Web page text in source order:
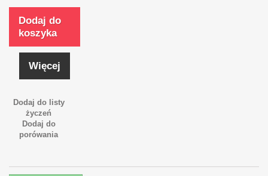
Dodaj do
koszyka
Więcej
Dodaj do listy
życzeń
Dodaj do
porówania